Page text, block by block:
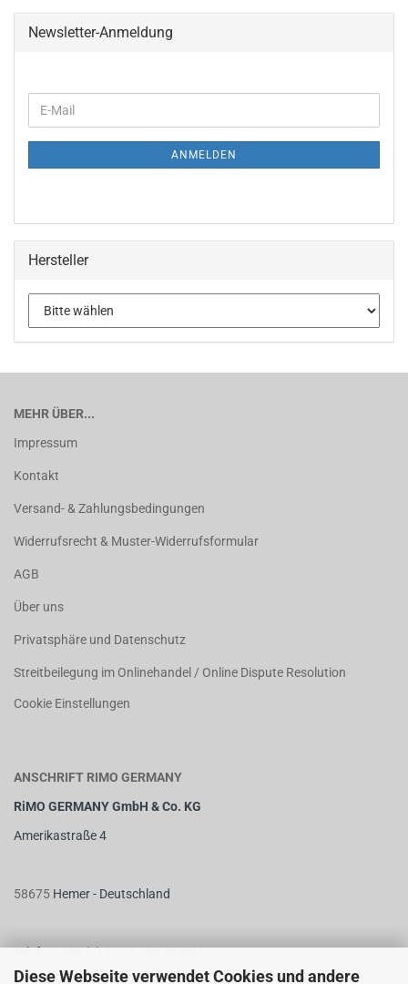
Diese Webseite verwendet Cookies und andere
Newsletter-Anmeldung
ANMELDEN
Hersteller
MEHR ÜBER...
Impressum
Kontakt
Versand- & Zahlungsbedingungen
Widerrufsrecht & Muster-Widerrufsformular
AGB
Über uns
Privatsphäre und Datenschutz
Streitbeilegung im Onlinehandel / Online Dispute Resolution
Cookie Einstellungen
ANSCHRIFT RIMO GERMANY
RiMO GERMANY GmbH & Co. KG
Amerikastraße 4
58675 Hemer - Deutschland
Telefon: +49 (0) 23 72 - 59 99 500